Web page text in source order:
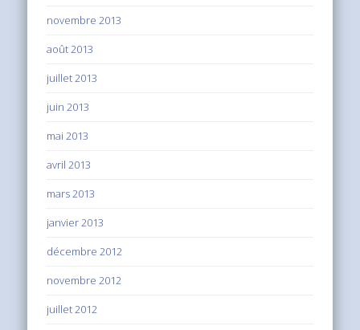
novembre 2013
août 2013
juillet 2013
juin 2013
mai 2013
avril 2013
mars 2013
janvier 2013
décembre 2012
novembre 2012
juillet 2012